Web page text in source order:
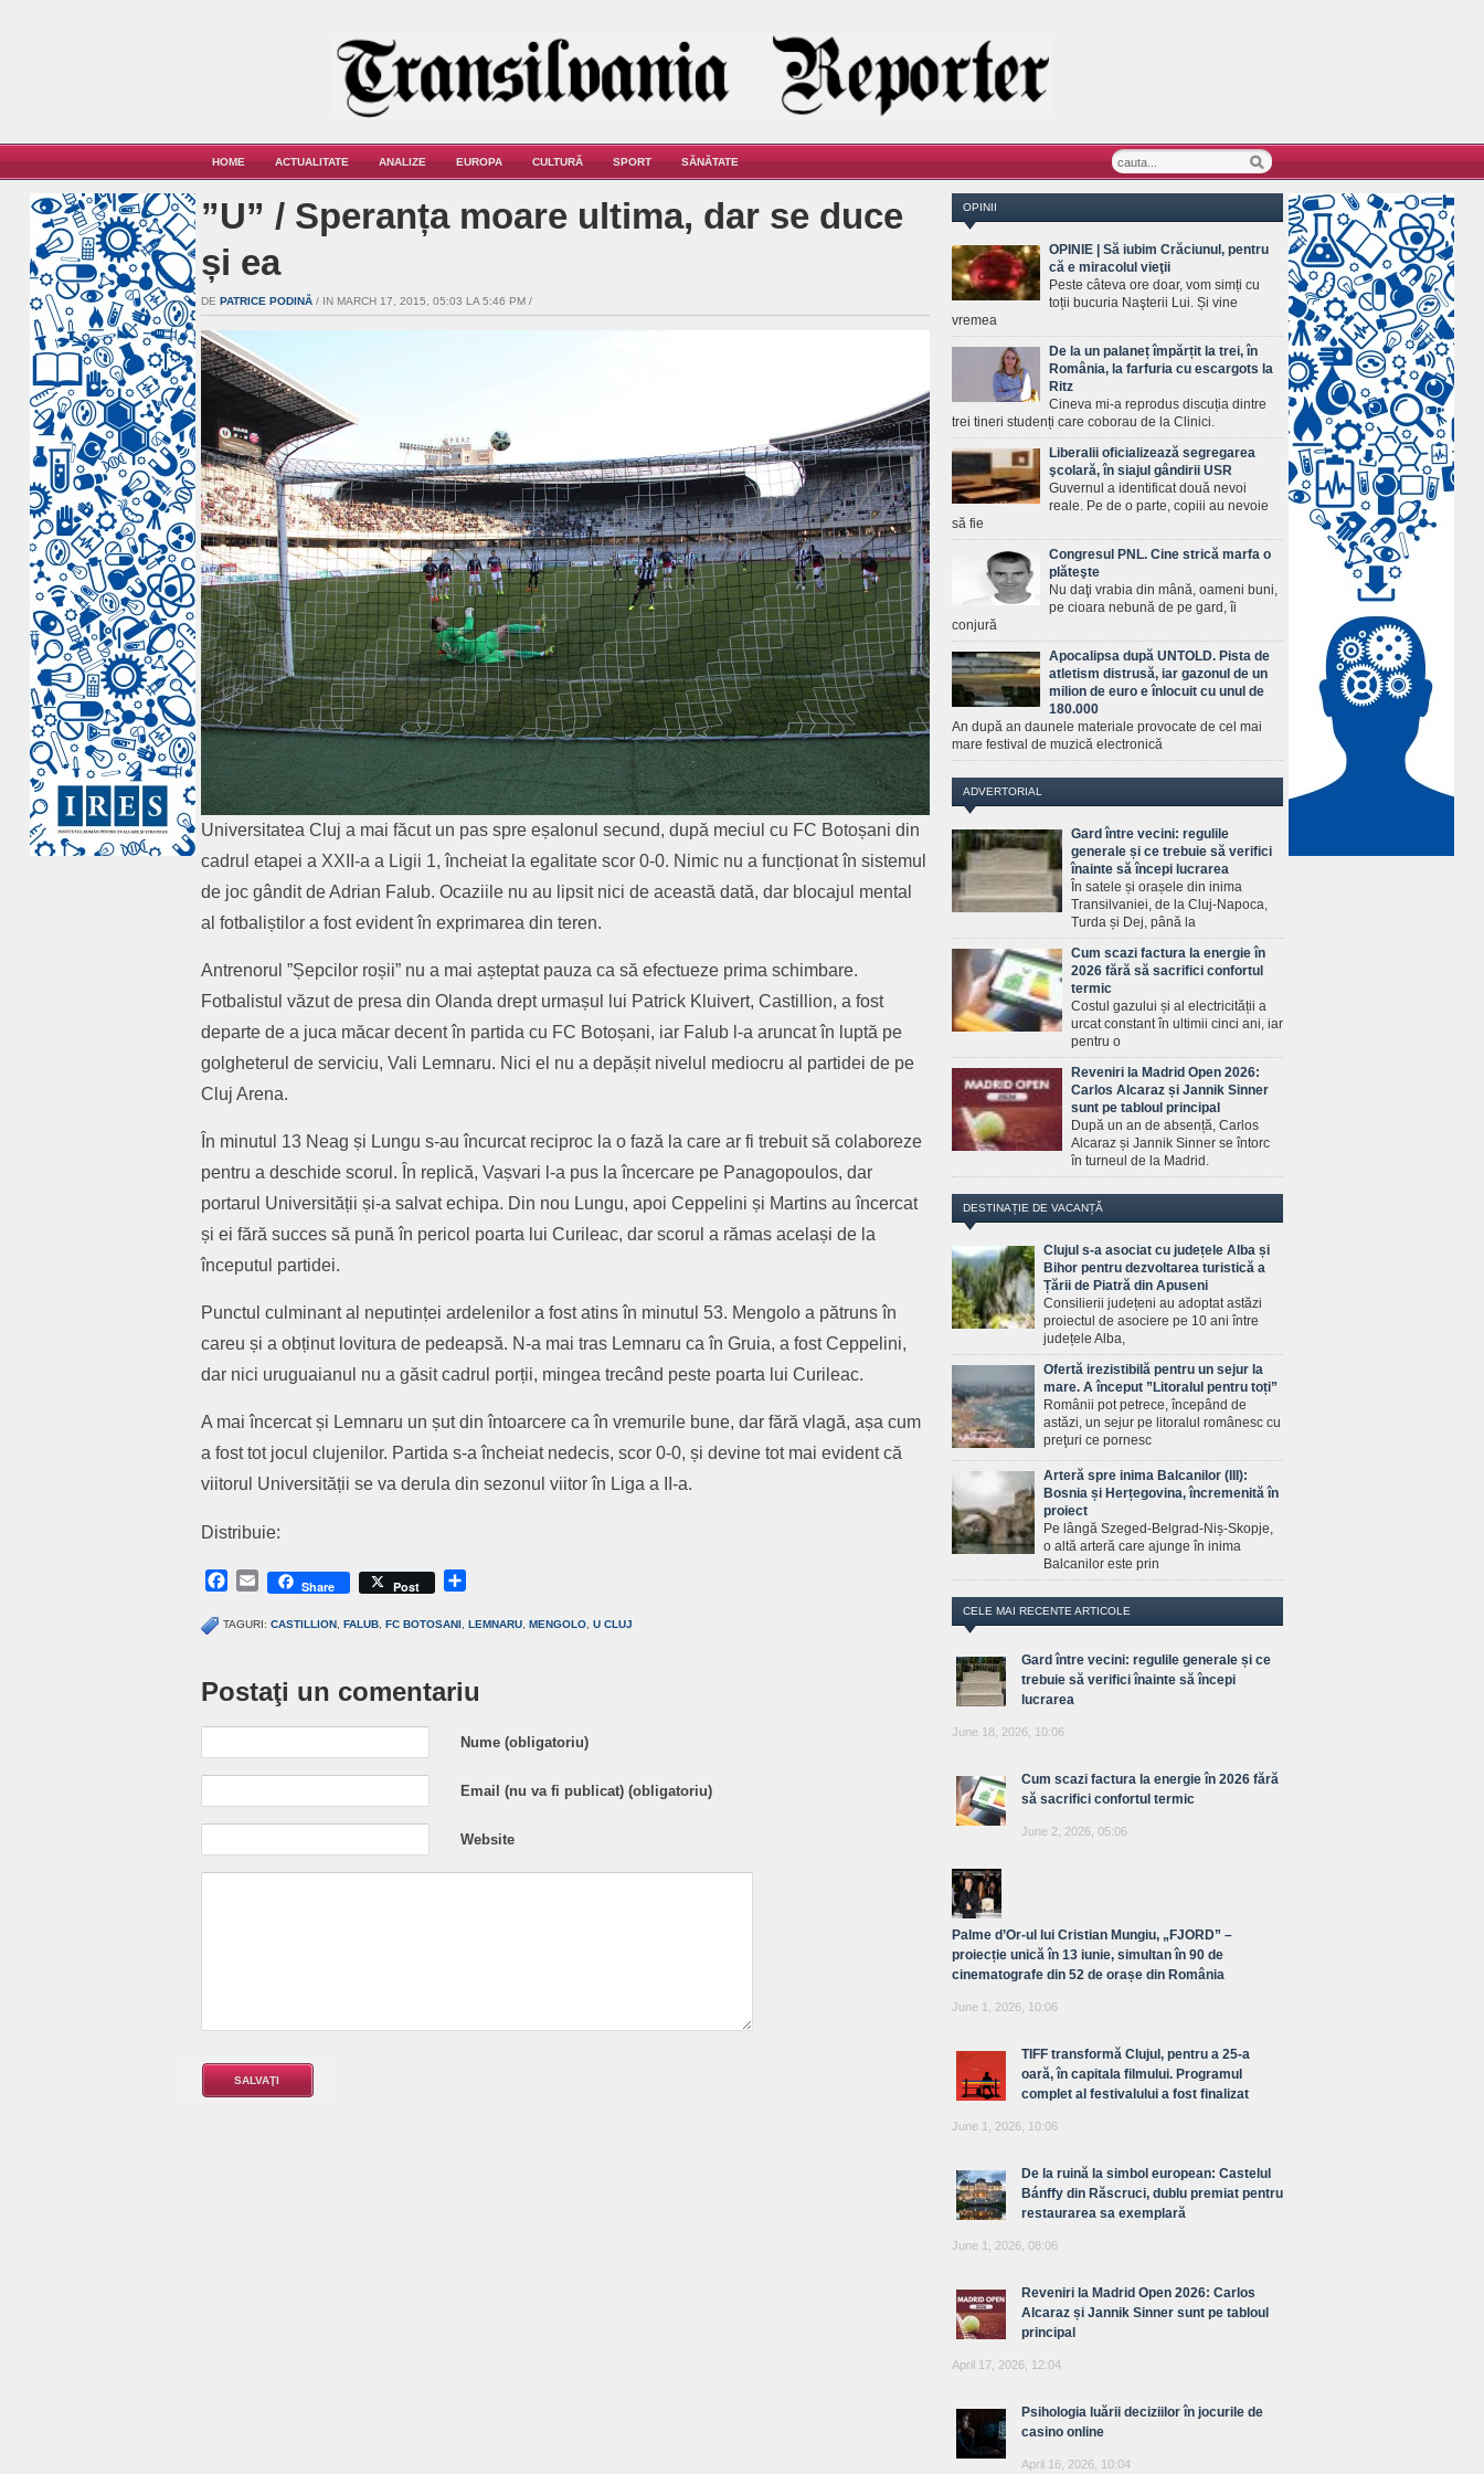
HOME ACTUALITATE ANALIZE EUROPA CULTURĂ SPORT SĂNĂTATE
”U” / Speranța moare ultima, dar se duce
și ea
DE PATRICE PODINĂ / IN MARCH 17, 2015, 05:03 LA 5:46 PM /
Universitatea Cluj a mai făcut un pas spre eșalonul secund, după meciul cu FC Botoșani din
cadrul etapei a XXII-a a Ligii 1, încheiat la egalitate scor 0-0. Nimic nu a funcționat în sistemul
de joc gândit de Adrian Falub. Ocaziile nu au lipsit nici de această dată, dar blocajul mental
al fotbaliștilor a fost evident în exprimarea din teren.
Antrenorul ”Șepcilor roșii” nu a mai așteptat pauza ca să efectueze prima schimbare.
Fotbalistul văzut de presa din Olanda drept urmașul lui Patrick Kluivert, Castillion, a fost
departe de a juca măcar decent în partida cu FC Botoșani, iar Falub l-a aruncat în luptă pe
golgheterul de serviciu, Vali Lemnaru. Nici el nu a depășit nivelul mediocru al partidei de pe
Cluj Arena.
În minutul 13 Neag și Lungu s-au încurcat reciproc la o fază la care ar fi trebuit să colaboreze
pentru a deschide scorul. În replică, Vașvari l-a pus la încercare pe Panagopoulos, dar
portarul Universității și-a salvat echipa. Din nou Lungu, apoi Ceppelini și Martins au încercat
și ei fără succes să pună în pericol poarta lui Curileac, dar scorul a rămas același de la
începutul partidei.
Punctul culminant al neputinței ardelenilor a fost atins în minutul 53. Mengolo a pătruns în
careu și a obținut lovitura de pedeapsă. N-a mai tras Lemnaru ca în Gruia, a fost Ceppelini,
dar nici uruguaianul nu a găsit cadrul porții, mingea trecând peste poarta lui Curileac.
A mai încercat și Lemnaru un șut din întoarcere ca în vremurile bune, dar fără vlagă, așa cum
a fost tot jocul clujenilor. Partida s-a încheiat nedecis, scor 0-0, și devine tot mai evident că
viitorul Universității se va derula din sezonul viitor în Liga a II-a.
Distribuie:
Facebook
EmailShare Post
TAGURI: CASTILLION, FALUB, FC BOTOSANI, LEMNARU, MENGOLO, U CLUJ
Postaţi un comentariu
Nume (obligatoriu)
Email (nu va fi publicat) (obligatoriu)
Website
OPINII
OPINIE | Să iubim Crăciunul, pentru
că e miracolul vieţii
Peste câteva ore doar, vom simți cu
toții bucuria Naşterii Lui. Și vine
vremea
De la un palaneț împărțit la trei, în
România, la farfuria cu escargots la
Ritz
Cineva mi-a reprodus discuția dintre
trei tineri studenți care coborau de la Clinici.
Liberalii oficializează segregarea
şcolară, în siajul gândirii USR
Guvernul a identificat două nevoi
reale. Pe de o parte, copiii au nevoie
să fie
Congresul PNL. Cine strică marfa o
plăteşte
Nu daţi vrabia din mână, oameni buni,
pe cioara nebună de pe gard, îi
conjură
Apocalipsa după UNTOLD. Pista de
atletism distrusă, iar gazonul de un
milion de euro e înlocuit cu unul de
180.000
An după an daunele materiale provocate de cel mai
mare festival de muzică electronică
ADVERTORIAL
Gard între vecini: regulile
generale și ce trebuie să verifici
înainte să începi lucrarea
În satele și orașele din inima
Transilvaniei, de la Cluj-Napoca,
Turda și Dej, până la
Cum scazi factura la energie în
2026 fără să sacrifici confortul
termic
Costul gazului și al electricității a
urcat constant în ultimii cinci ani, iar
pentru o
Reveniri la Madrid Open 2026:
Carlos Alcaraz și Jannik Sinner
sunt pe tabloul principal
După un an de absență, Carlos
Alcaraz și Jannik Sinner se întorc
în turneul de la Madrid.
DESTINAȚIE DE VACANȚĂ
Clujul s-a asociat cu județele Alba și
Bihor pentru dezvoltarea turistică a
Țării de Piatră din Apuseni
Consilierii județeni au adoptat astăzi
proiectul de asociere pe 10 ani între
județele Alba,
Ofertă irezistibilă pentru un sejur la
mare. A început ”Litoralul pentru toți”
Românii pot petrece, începând de
astăzi, un sejur pe litoralul românesc cu
preţuri ce pornesc
Arteră spre inima Balcanilor (III):
Bosnia și Herțegovina, încremenită în
proiect
Pe lângă Szeged-Belgrad-Niș-Skopje,
o altă arteră care ajunge în inima
Balcanilor este prin
CELE MAI RECENTE ARTICOLE
Gard între vecini: regulile generale și ce
trebuie să verifici înainte să începi
lucrarea
June 18, 2026, 10:06
Cum scazi factura la energie în 2026 fără
să sacrifici confortul termic
June 2, 2026, 05:06
Palme d’Or-ul lui Cristian Mungiu, „FJORD” –
proiecție unică în 13 iunie, simultan în 90 de
cinematografe din 52 de orașe din România
June 1, 2026, 10:06
TIFF transformă Clujul, pentru a 25-a
oară, în capitala filmului. Programul
complet al festivalului a fost finalizat
June 1, 2026, 10:06
De la ruină la simbol european: Castelul
Bánffy din Răscruci, dublu premiat pentru
restaurarea sa exemplară
June 1, 2026, 08:06
Reveniri la Madrid Open 2026: Carlos
Alcaraz și Jannik Sinner sunt pe tabloul
principal
April 17, 2026, 12:04
Psihologia luării deciziilor în jocurile de
casino online
April 16, 2026, 10:04